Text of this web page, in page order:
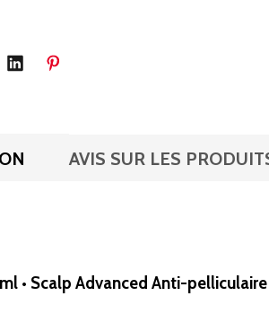
AVIS SUR LES
• Scalp Advanced Anti-pelliculaire